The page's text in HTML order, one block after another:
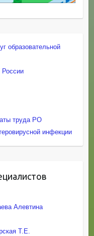
образовательной
труда РО
инфекции
Алевтина
Т.Е.